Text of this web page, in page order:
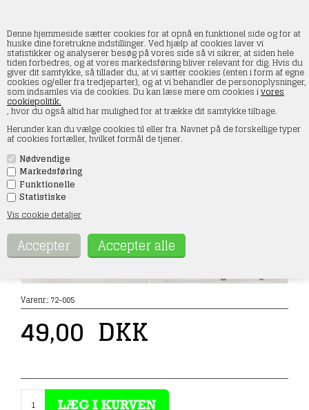
Denne hjemmeside sætter cookies for at opnå en funktionel side og for at
huske dine foretrukne indstillinger. Ved hjælp af cookies laver vi
statistikker og analyserer besøg på vores side så vi sikrer, at siden hele
tiden forbedres, og at vores markedsføring bliver relevant for dig. Hvis du
giver dit samtykke, så tillader du, at vi sætter cookies (enten i form af egne
cookies og/eller fra tredjeparter), og at vi behandler de personoplysninger,
som indsamles via de cookies. Du kan læse mere om cookies ivores
cookiepolitik.
, hvor du også altid har mulighed for at trække dit samtykke tilbage.
Herunder kan du vælge cookies til eller fra. Navnet på de forskellige typer
af cookies fortæller, hvilket formål de tjener.
Nødvendige
Markedsføring
Funktionelle
Statistiske
Vis cookie detaljer
DMC Decals 72-005 Spitfire flag og kokarder
Forside»DMC Decals»Flymærker
Varenr.: 72-005
49,00 DKK